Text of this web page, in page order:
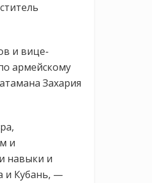
и вице-
армейскому
Захария
и
навыки и
и Кубань, —